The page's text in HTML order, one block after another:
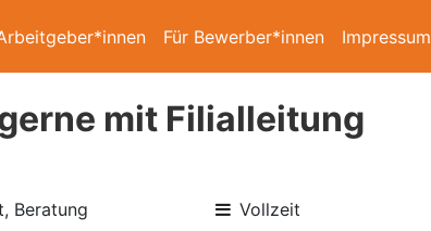
Für Bewerber*innen Impressum
mit Filialleitung
Beratung Vollzeit